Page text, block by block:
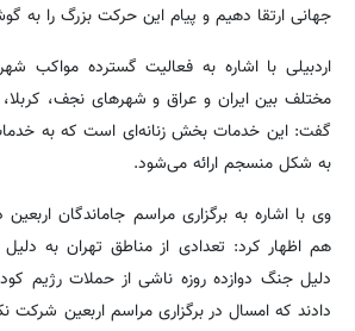
جهانی ارتقا دهیم و پیام این حرکت بزرگ را به
اردبیلی با اشاره به فعالیت گسترده مواکب
مختلف بین ایران و عراق و شهرهای نجف،
گفت: این خدمات بخش زنانه‌ای است که به
به شکل منسجم ارائه می‌شود.
وی با اشاره به برگزاری مراسم جاماندگان
هم اظهار کرد: تعدادی از مناطق تهران به
دلیل جنگ دوازده روزه ناشی از حملات رژیم
دادند که امسال در برگزاری مراسم اربعین شرکت